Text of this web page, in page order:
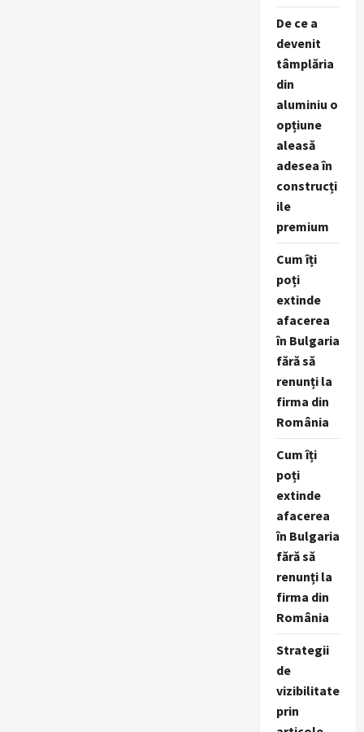
De ce a
devenit
tâmplăria
din
aluminiu o
opțiune
aleasă
adesea în
construcți
ile
premium
Cum îți
poți
extinde
afacerea
în Bulgaria
fără să
renunți la
firma din
România
Cum îți
poți
extinde
afacerea
în Bulgaria
fără să
renunți la
firma din
România
Strategii
de
vizibilitate
prin